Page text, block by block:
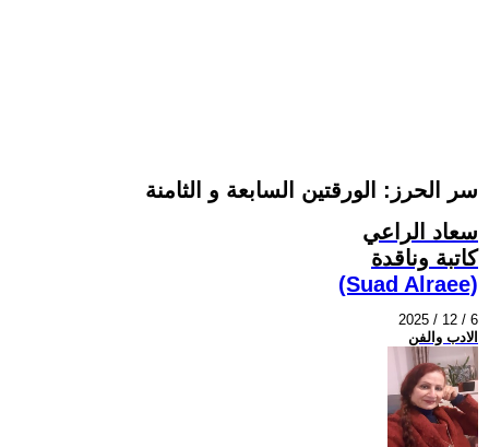
سر الحرز: الورقتين السابعة و الثامنة
سعاد الراعي
كاتبة وناقدة
(Suad Alraee)
2025 / 12 / 6
الادب والفن